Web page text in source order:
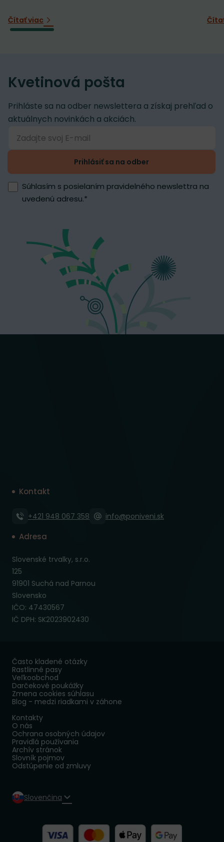
Čítať viac
Kvetinová pošta
Prihláste sa na odber newslettera a získaj prehľad o
aktuálnych novinkách a akciách.
Prihlásiť sa na odber
Súhlasím s posielaním pravidelného newslettra na
uvedenú adresu.*
Kontakt
+421 948 067 358 info@poniveni.sk
Adresa
Slovenské trvalky, s.r.o.
125
91901 Suchá nad Parnou
Slovensko
IČO: 47430567
IČ DPH: SK2023902430
Často kladené otázky
Rastlinné pasy
Veľkoobchod
Darčekové poukážky
Zmena cookies súhlasu
Blog - medzi riadkami v záhone
Kontakty
O nás
Ochrana osobných údajov
Pravidlá používania
Archív stránok
Slovník pojmov
Odstúpenie od zmluvy
Slovenčina